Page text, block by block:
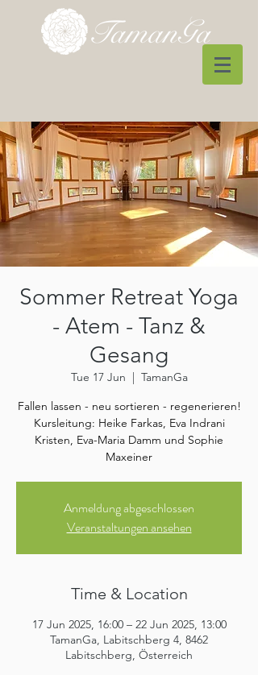
Sommer Retreat Yoga
- Atem - Tanz &
Gesang
Tue 17 Jun
  |
TamanGa
Fallen lassen - neu sortieren - regenerieren!
Kursleitung: Heike Farkas, Eva Indrani
Kristen, Eva-Maria Damm und Sophie
Maxeiner
Anmeldung abgeschlossen
Veranstaltungen ansehen
Time & Location
17 Jun 2025, 16:00 – 22 Jun 2025, 13:00
TamanGa, Labitschberg 4, 8462
Labitschberg, Österreich